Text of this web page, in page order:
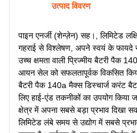
उत्पाद विवरण
पाइन एनर्जी (शेन्ज़ेन) सह।, लिमिटेड
गहराई से विश्लेषण, अपने स्वयं के
उच्च क्षमता वाली प्रिज्मीय बैटरी पैक
आयन सेल को सफलतापूर्वक विकसित
बैटरी पैक 140a मैक्स डिस्चार्ज करंट
लिए हाई-एंड तकनीकों का उपयोग किया
क्षेत्र में अपना सबसे बड़ा प्रभाव दिखा
लिमिटेड लंबे समय से उद्योग में सबसे